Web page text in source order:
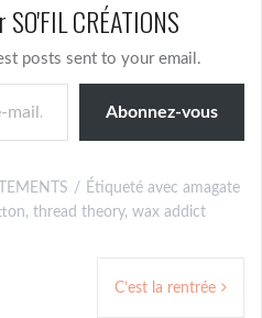
CRÉATIONS
posts sent to your email.
Abonnez-vous
Étiqueté avec amagate
, thread theory, wax addict
C’est la rentrée